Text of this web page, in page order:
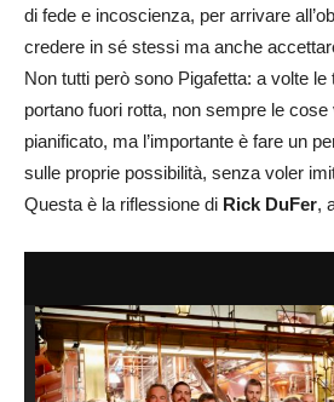
di fede e incoscienza, per arrivare
credere in sé stessi ma anche
Non tutti però sono Pigafetta: a volte
portano fuori rotta, non sempre le
pianificato, ma l’importante è fare un
sulle proprie possibilità, senza voler
Questa è la riflessione di Rick DuFer,